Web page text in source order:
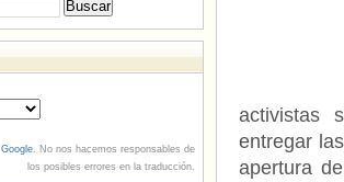
activistas
entregar
apertura
Google. No nos hacemos responsables de
los posibles errores en la traducción.